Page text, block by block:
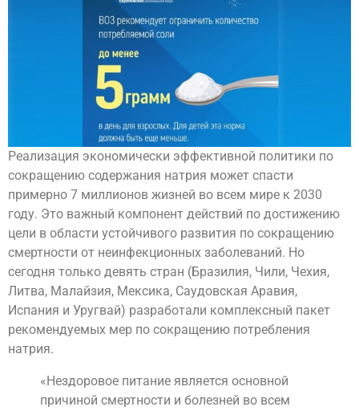
Реализация экономически эффективной политики по
сокращению содержания натрия может спасти
примерно 7 миллионов жизней во всем мире к 2030
году. Это важный компонент действий по достижению
цели в области устойчивого развития по сокращению
смертности от неинфекционных заболеваний. Но
сегодня только девять стран (Бразилия, Чили, Чехия,
Литва, Малайзия, Мексика, Саудовская Аравия,
Испания и Уругвай) разработали комплексный пакет
рекомендуемых мер по сокращению потребления
натрия.
«Нездоровое питание является основной
причиной смертности и болезней во всем